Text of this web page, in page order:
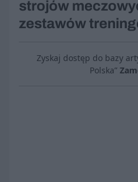
strojów
zestawów
Zyskaj dostęp do bazy
Polska”